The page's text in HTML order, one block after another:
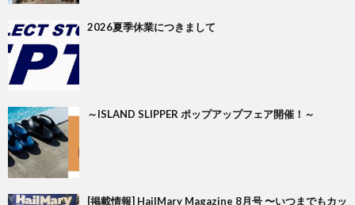
2026夏季休業につきまして
～ISLAND SLIPPER ポップアップフェア開催！～
[掲載情報] HailMary Magazine 8月号 〜いつまでもカッ